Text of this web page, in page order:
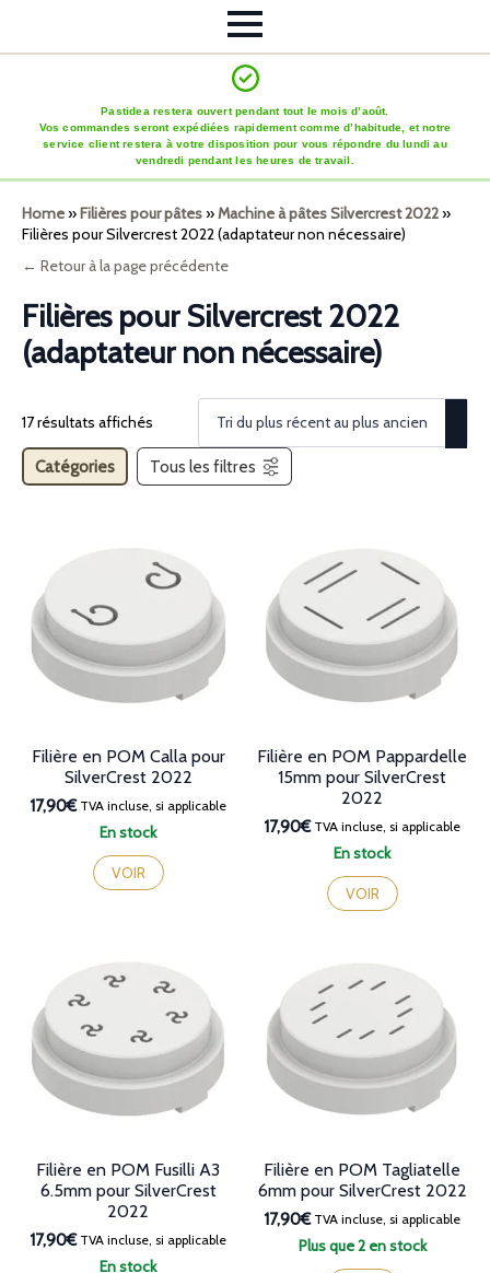
Pastidea restera ouvert pendant tout le mois d’août.
Vos commandes seront expédiées rapidement comme d’habitude, et notre
service client restera à votre disposition pour vous répondre du lundi au
vendredi pendant les heures de travail.
Home»Filières pour pâtes»Machine à pâtes Silvercrest 2022»
Filières pour Silvercrest 2022 (adaptateur non nécessaire)
← Retour à la page précédente
Filières pour Silvercrest 2022
(adaptateur non nécessaire)
17 résultats affichés
Catégories Tous les filtres
En stock
Filière en POM Calla pour
SilverCrest 2022
17,90€TVA incluse, si applicable
VOIR
En stock
Filière en POM Pappardelle
15mm pour SilverCrest
2022
17,90€TVA incluse, si applicable
VOIR
En stock
Filière en POM Fusilli A3
6.5mm pour SilverCrest
2022
17,90€TVA incluse, si applicable Plus que 2 en stock
Filière en POM Tagliatelle
6mm pour SilverCrest 2022
17,90€TVA incluse, si applicable